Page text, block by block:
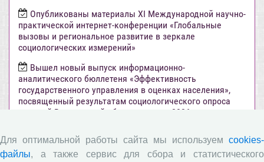
Опубликованы материалы XI Международной научно-
практической интернет-конференции «Глобальные
вызовы и региональное развитие в зеркале
социологических измерений»
Вышел новый выпуск информационно-
аналитического бюллетеня «Эффективность
государственного управления в оценках населения»,
посвященный результатам социологического опроса
жителей Вологодской области в июне 2026 года
стол с участием представителей Санкт‑Петербурга и
Вологодской области
Для оптимальной работы сайта мы используем cookies-
файлы, а также сервис для сбора и статистического